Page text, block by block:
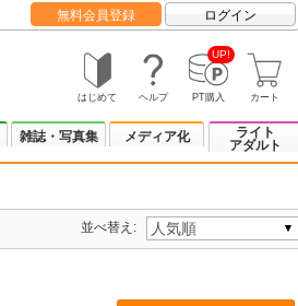
無料会員登録 ログイン
はじめて ヘルプ
UP!
PT購入 カート
雑誌・写真集 メディア化
ライト
アダルト
並べ替え: